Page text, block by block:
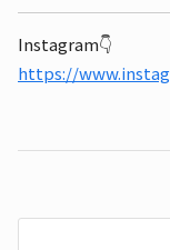
Instagram👇
https://